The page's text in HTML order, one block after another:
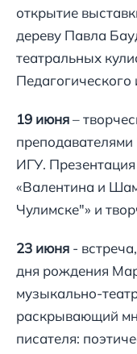
открытие
дереву Павла
театральных
Педагогического
19 июня–
преподавателями
ИГУ.
«Валентина и
Чулимске"» и
23 июня -
дня рождения
музыкально-
раскрывающий
писателя: